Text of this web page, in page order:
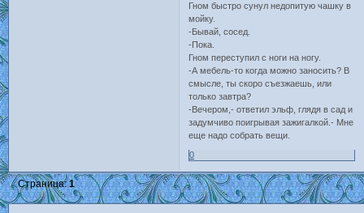
Гном быстро сунул недопитую чашку в
мойку.
-Бывай, сосед.
-Пока.
Гном переступил с ноги на ногу.
-А мебель-то когда можно заносить? В
смысле, ты скоро съезжаешь, или
только завтра?
-Вечером,- ответил эльф, глядя в сад и
задумчиво поигрывая зажигалкой.- Мне
еще надо собрать вещи.
0
Страница:1